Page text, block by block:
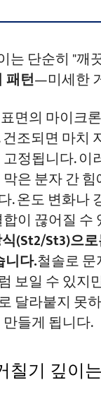
는 단순히 "깨
패턴—미세한
면의 마이크
조되면 마치
정됩니다. 이
은 분자 간
. 온도 변화나
이 끊어질 수
(St2/St3)으
니다.철솔로
보일 수 있지
달라붙지 못
들게 됩니다.
칠기 깊이